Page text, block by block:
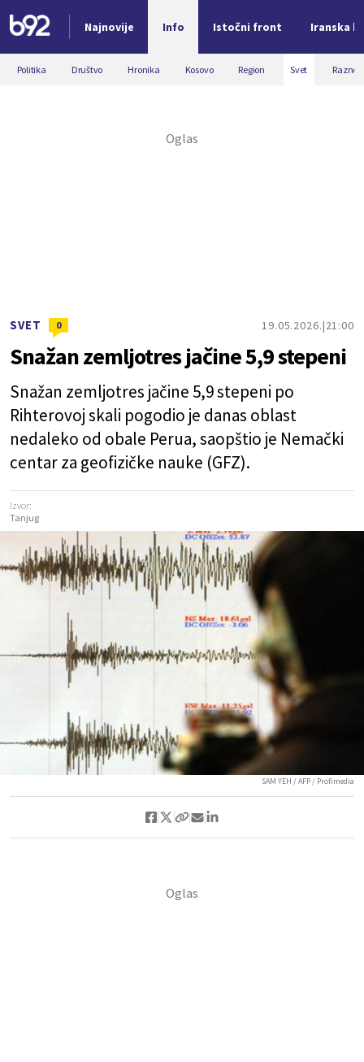
Najnovije Info Istočni front Iranska
Nova vest
Politika Društvo Hronika Kosovo Region Svet Razno
SVET 0 19.05.2026. 21:00
Snažan zemljotres jačine 5,9 stepeni
Snažan zemljotres jačine 5,9 stepeni po
Rihterovoj skali pogodio je danas oblast
nedaleko od obale Perua, saopštio je Nemački
centar za geofizičke nauke (GFZ).
Izvor:
Tanjug
SAM YEH / AFP / Profimedia